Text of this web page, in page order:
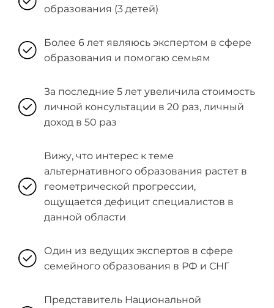
образования (3 детей)
Более 6 лет являюсь экспертом в сфере
образования и помогаю семьям
За последние 5 лет увеличила стоимость
личной консультации в 20 раз, личный
доход в 50 раз
Вижу, что интерес к теме
альтернативного образования растет в
геометрической прогрессии,
ощущается дефицит специалистов в
данной области
Один из ведущих экспертов в сфере
семейного образования в РФ и СНГ
Представитель Национальной